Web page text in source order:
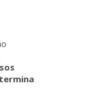
termina